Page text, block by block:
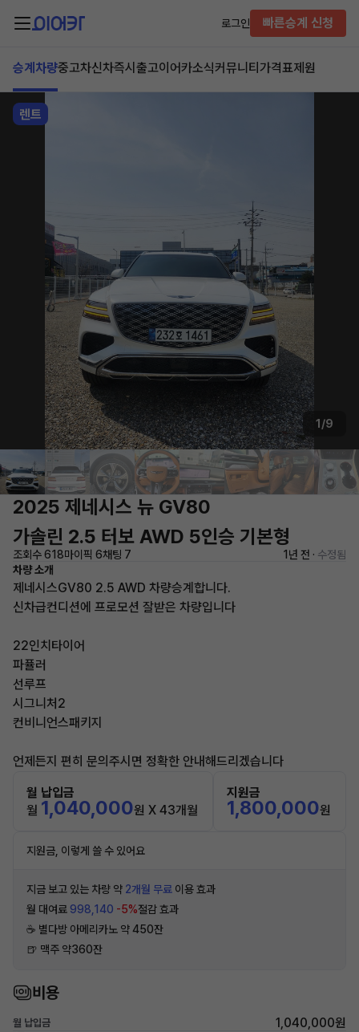
로그인 빠른승계 신청
승계차량중고차신차즉시출고이어카소식커뮤니티 가격표제원
렌트
1/9
2025 제네시스 뉴 GV80
가솔린 2.5 터보 AWD 5인승 기본형
조회수 618마이픽 6채팅 7 1년 전 · 수정됨
차량 소개
제네시스GV80 2.5 AWD 차량승계합니다.
신차급컨디션에 프로모션 잘받은 차량입니다
22인치타이어
파퓰러
선루프
시그니처2
컨비니언스패키지
언제든지 편히 문의주시면 정확한 안내해드리겠습니다
월 납입금
월 1,040,000원 X 43개월
지원금
1,800,000원
지원금, 이렇게 쓸 수 있어요
지금 보고 있는 차량 약 2개월 무료 이용 효과
월 대여료 998,140 -5%절감 효과
☕️ 별다방 아메리카노 약 450잔
🍺 맥주 약360잔
비용
월 납입금 1,040,000원